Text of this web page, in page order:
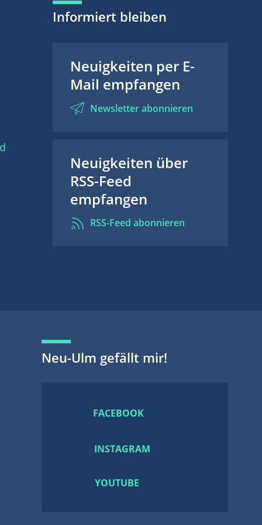
Informiert bleiben
Neuigkeiten per E-
Mail empfangen
Newsletter abonnieren
Neuigkeiten über
RSS-Feed
empfangen
RSS-Feed abonnieren
Neu-Ulm gefällt mir!
FACEBOOK
INSTAGRAM
YOUTUBE